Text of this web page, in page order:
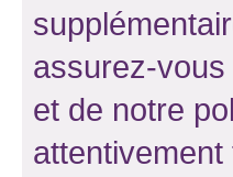
assurez-vous
et de notre